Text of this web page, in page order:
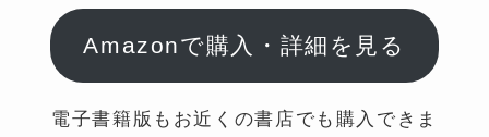
Amazonで購入・詳細を見る
電子書籍版もお近くの書店でも購入できま